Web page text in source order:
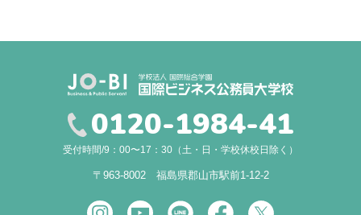
0120-1984-41
受付時間/9：00〜17：30（土・日・学校休校日除く）
〒963-8002 福島県郡山市駅前1-12-2